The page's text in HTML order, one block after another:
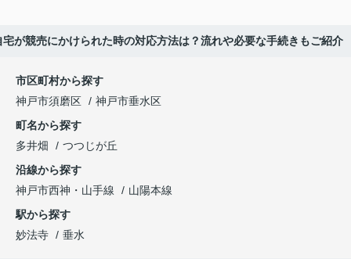
宅が競売にかけられた時の対応方法は？流れや必要な手続きもご紹介
市区町村から探す
神戸市須磨区
神戸市垂水区
町名から探す
多井畑
つつじが丘
沿線から探す
神戸市西神・山手線
山陽本線
駅から探す
妙法寺
垂水